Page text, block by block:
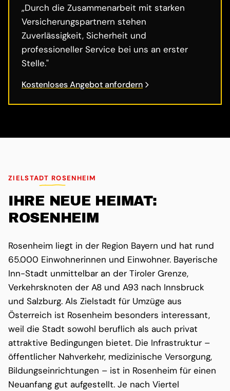
„Durch die Zusammenarbeit mit starken
Versicherungspartnern stehen
Zuverlässigkeit, Sicherheit und
professioneller Service bei uns an erster
Stelle."
Kostenloses Angebot anfordern
ZIELSTADT ROSENHEIM
IHRE NEUE HEIMAT:
ROSENHEIM
Rosenheim liegt in der Region Bayern und hat rund
65.000 Einwohnerinnen und Einwohner. Bayerische
Inn-Stadt unmittelbar an der Tiroler Grenze,
Verkehrsknoten der A8 und A93 nach Innsbruck
und Salzburg. Als Zielstadt für Umzüge aus
Österreich ist Rosenheim besonders interessant,
weil die Stadt sowohl beruflich als auch privat
attraktive Bedingungen bietet. Die Infrastruktur –
öffentlicher Nahverkehr, medizinische Versorgung,
Bildungseinrichtungen – ist in Rosenheim für einen
Neuanfang gut aufgestellt. Je nach Viertel